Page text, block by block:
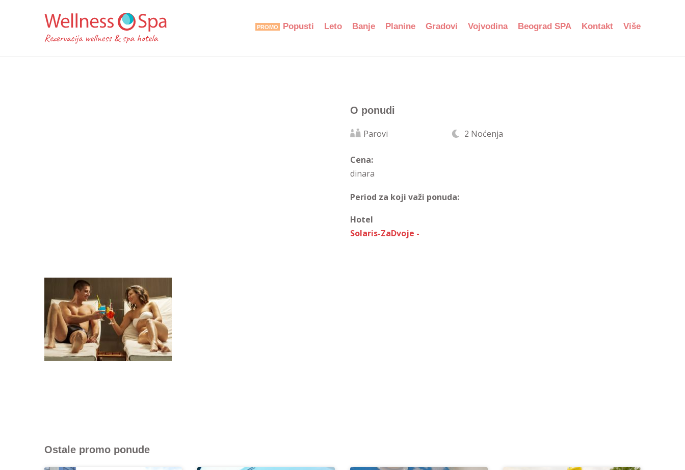
Popusti Leto Banje Planine Gradovi Vojvodina Beograd SPA Kontakt Više
O ponudi
Parovi 2 Noćenja
Cena:
dinara
Period za koji važi ponuda:
Hotel
Solaris-ZaDvoje -
Ostale promo ponude